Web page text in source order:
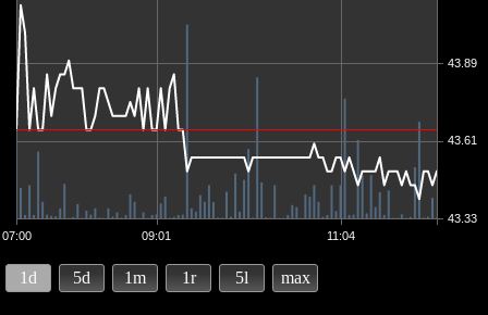
07:00 09:01 11:04
43.33
43.61
43.89
1d 5d 1m 1r 5l max